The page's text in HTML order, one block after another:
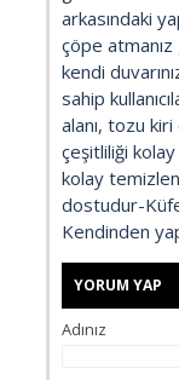
CAFE
ÇİÇEKLER
ÇOCUKLAR
DENİZ
DENİZLATI
arkasındaki
çöpe
kendi
sahip
alanı, tozu
çeşitliliği kolay
kolay
dostudur-
Kendinden
YORUM YAP
Adınız